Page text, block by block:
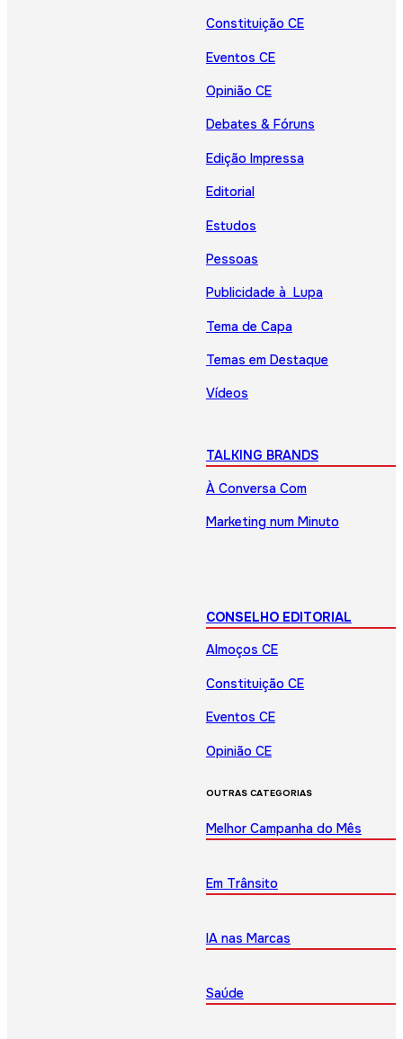
Constituição CE
Eventos CE
Opinião CE
Debates & Fóruns
Edição Impressa
Editorial
Estudos
Pessoas
Publicidade à Lupa
Tema de Capa
Temas em Destaque
Vídeos
TALKING BRANDS
À Conversa Com
Marketing num Minuto
CONSELHO EDITORIAL
Almoços CE
Constituição CE
Eventos CE
Opinião CE
OUTRAS CATEGORIAS
Melhor Campanha do Mês
Em Trânsito
IA nas Marcas
Saúde